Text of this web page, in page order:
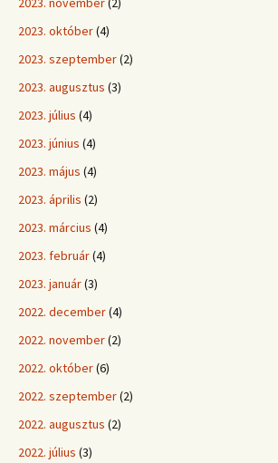
2023. október(4)
2023. szeptember(2)
2023. augusztus (3)
2023. július (4)
2023. június (4)
2023. május (4)
2023. április (2)
2023. március (4)
2023. február(4)
2023. január(3)
2022. december(4)
2022. november(2)
2022. október(6)
2022. szeptember(2)
2022. augusztus (2)
2022. július (3)